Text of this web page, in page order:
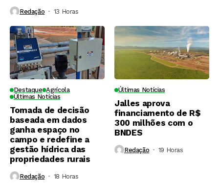
Redação 13 Horas ⁮
Destaque Agrícola
Últimas Notícias
Tomada de decisão
baseada em dados
ganha espaço no
campo e redefine a
gestão hídrica das
propriedades rurais
Redação 18 Horas ⁮
Últimas Notícias
Jalles aprova
financiamento de R$
300 milhões com o
BNDES
Redação 19 Horas ⁮